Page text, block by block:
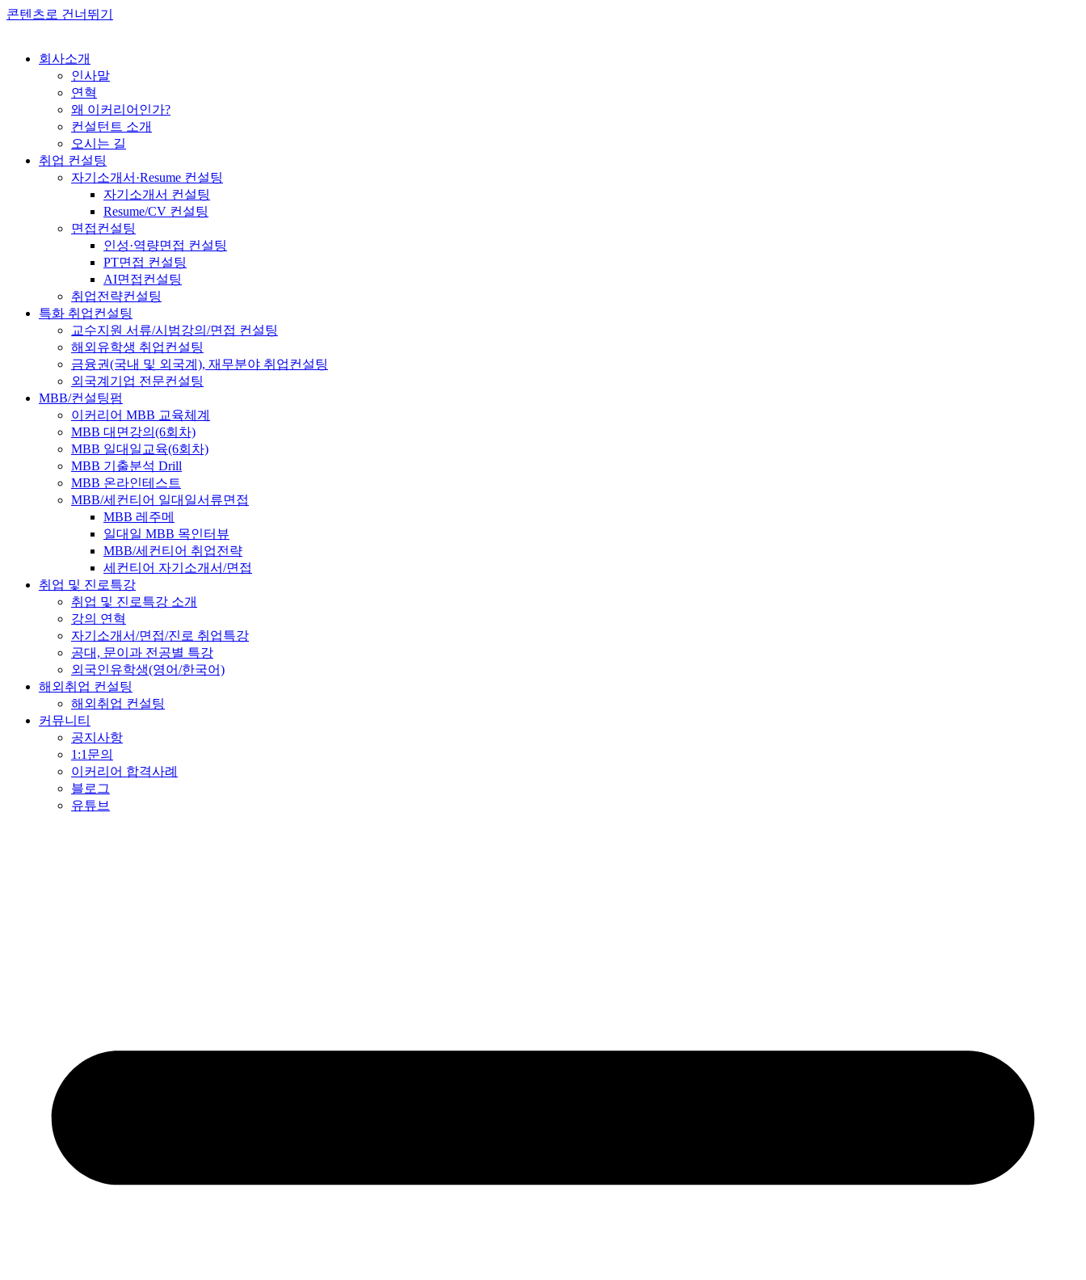
콘텐츠로 건너뛰기
회사소개
인사말
연혁
왜 이커리어인가?
컨설턴트 소개
오시는 길
취업 컨설팅
자기소개서·Resume 컨설팅
자기소개서 컨설팅
Resume/CV 컨설팅
면접컨설팅
인성·역량면접 컨설팅
PT면접 컨설팅
AI면접컨설팅
취업전략컨설팅
특화 취업컨설팅
교수지원 서류/시범강의/면접 컨설팅
해외유학생 취업컨설팅
금융권(국내 및 외국계), 재무분야 취업컨설팅
외국계기업 전문컨설팅
MBB/컨설팅펌
이커리어 MBB 교육체계
MBB 대면강의(6회차)
MBB 일대일교육(6회차)
MBB 기출분석 Drill
MBB 온라인테스트
MBB/세컨티어 일대일서류면접
MBB 레주메
일대일 MBB 목인터뷰
MBB/세컨티어 취업전략
세컨티어 자기소개서/면접
취업 및 진로특강
취업 및 진로특강 소개
강의 연혁
자기소개서/면접/진로 취업특강
공대, 문이과 전공별 특강
외국인유학생(영어/한국어)
해외취업 컨설팅
해외취업 컨설팅
커뮤니티
공지사항
1:1문의
이커리어 합격사례
블로그
유튜브